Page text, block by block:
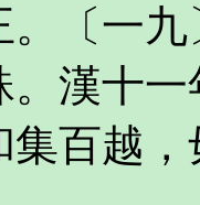
。〔一
漢十
集百越